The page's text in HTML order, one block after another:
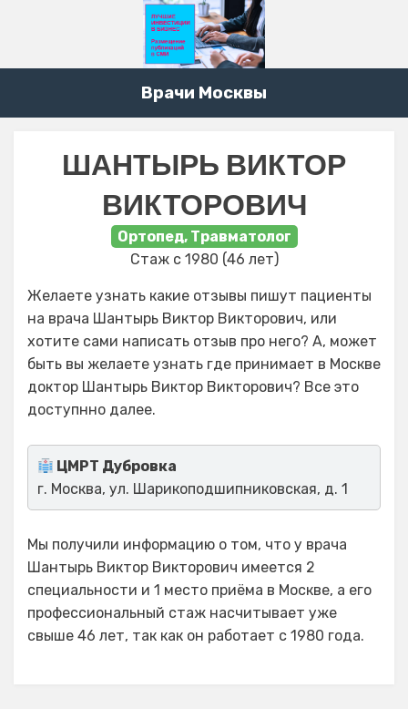
Врачи Москвы
ШАНТЫРЬ ВИКТОР
ВИКТОРОВИЧ
Ортопед, Травматолог
Стаж с 1980 (46 лет)
Желаете узнать какие отзывы пишут пациенты
на врача Шантырь Виктор Викторович, или
хотите сами написать отзыв про него? А, может
быть вы желаете узнать где принимает в Москве
доктор Шантырь Виктор Викторович? Все это
доступнно далее.
ЦМРТ Дубровка
г. Москва, ул. Шарикоподшипниковская, д. 1
Мы получили информацию о том, что у врача
Шантырь Виктор Викторович имеется 2
специальности и 1 место приёма в Москве, а его
профессиональный стаж насчитывает уже
свыше 46 лет, так как он работает с 1980 года.